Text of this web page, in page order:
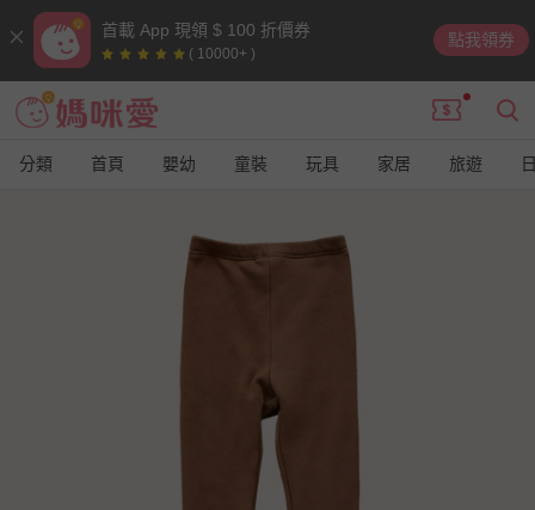
首載 App 現領 $ 100 折價券
( 10000+ )
點我領券
分類 首頁 嬰幼 童裝 玩具 家居 旅遊